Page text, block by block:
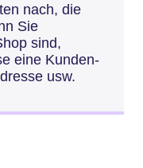
nach, die
Sie
sind,
eine Kunden-
usw.